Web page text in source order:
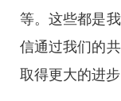
等。这些都是
信通过我们的
取得更大的进步